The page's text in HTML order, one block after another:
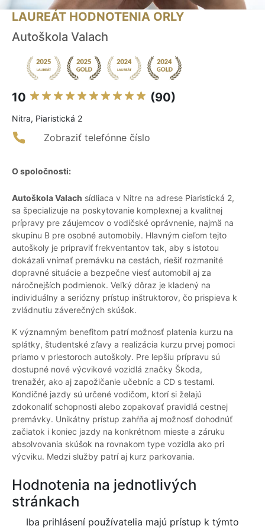
LAUREÁT HODNOTENIA ORLY
Autoškola Valach
10 (90)
Nitra, Piaristická 2
Zobraziť telefónne číslo
O spoločnosti:
Autoškola Valach sídliaca v Nitre na adrese Piaristická 2,
sa špecializuje na poskytovanie komplexnej a kvalitnej
prípravy pre záujemcov o vodičské oprávnenie, najmä na
skupinu B pre osobné automobily. Hlavným cieľom tejto
autoškoly je pripraviť frekventantov tak, aby s istotou
dokázali vnímať premávku na cestách, riešiť rozmanité
dopravné situácie a bezpečne viesť automobil aj za
náročnejších podmienok. Veľký dôraz je kladený na
individuálny a seriózny prístup inštruktorov, čo prispieva k
zvládnutiu záverečných skúšok.
K významným benefitom patrí možnosť platenia kurzu na
splátky, študentské zľavy a realizácia kurzu prvej pomoci
priamo v priestoroch autoškoly. Pre lepšiu prípravu sú
dostupné nové výcvikové vozidlá značky Škoda,
trenažér, ako aj zapožičanie učebníc a CD s testami.
Kondičné jazdy sú určené vodičom, ktorí si želajú
zdokonaliť schopnosti alebo zopakovať pravidlá cestnej
premávky. Unikátny prístup zahŕňa aj možnosť dohodnúť
začiatok i koniec jazdy na konkrétnom mieste a záruku
absolvovania skúšok na rovnakom type vozidla ako pri
výcviku. Medzi služby patrí aj kurz parkovania.
Hodnotenia na jednotlivých
stránkach
Iba prihlásení používatelia majú prístup k týmto